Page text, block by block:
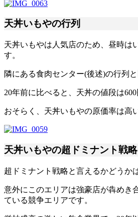
天丼いもやの行列
天丼いもやは人気店のため、昼時は
す。
隣にある食肉センター(後述)の行列
20年前に比べると、天丼の値段は
おそらく、天丼いもやの原価率は高
天丼いもやの超ドミナント戦略
超ドミナント戦略と言えるかどうか
意外にこのエリアは強豪店が犇めき
ている競争エリアです。